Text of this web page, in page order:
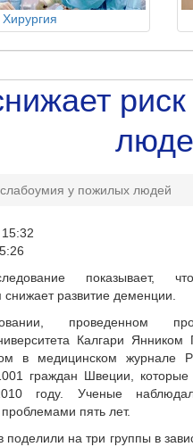
Хирургия
слабоумия у пожилых людей
показывает,
развитие деменции.
проведенном
Калгари Янником
в медицинском журнале
граждан Швеции,
году. Ученые
пять лет.
поделили на три группы в